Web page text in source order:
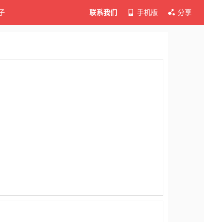
联系我们 手机版 分享